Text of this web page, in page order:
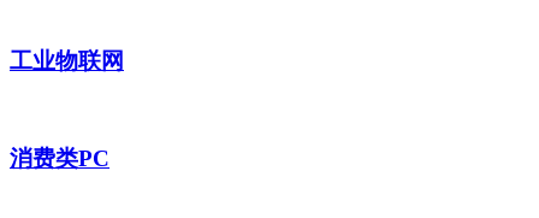
工业物联网
消费类PC